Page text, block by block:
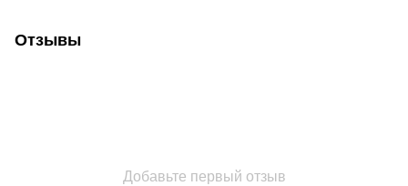
Отзывы
Добавьте первый отзыв